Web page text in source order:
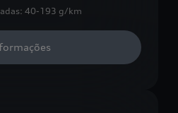
40-193 g/km